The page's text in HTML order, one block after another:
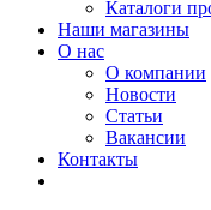
Каталоги
Наши магазины
О нас
О компании
Новости
Статьи
Вакансии
Контакты